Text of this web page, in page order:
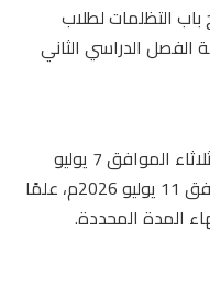
باب التظلمات لطلاب
الفصل الدراسي الثاني
ويبدأ تقديم التظلمات اعتبارًا من يوم الثلاثاء الموافق 7 يوليو
2026م، ويستمر حتى يوم السبت الموافق 11 يوليو 2026م، علمًا
المدة المحددة.